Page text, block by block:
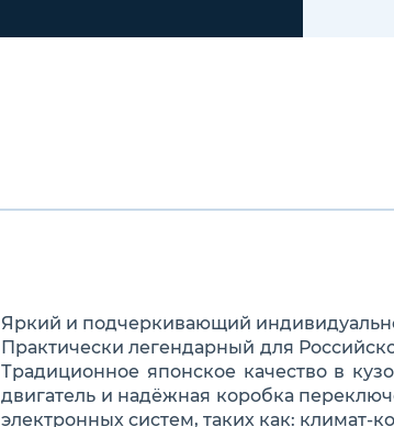
Яркий и подчеркивающий
Практически легендарный для
Традиционное японское качество в
двигатель и надёжная коробка
электронных систем, таких как: климат-